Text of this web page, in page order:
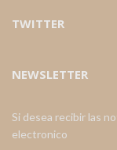
TWITTER
NEWSLETTER
Si desea recibir las
electronico